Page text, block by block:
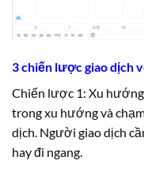
3 chiến lược giao dịch
Chiến lược 1: Xu hướng
trong xu hướng và
dịch. Người giao dịch
hay đi ngang.